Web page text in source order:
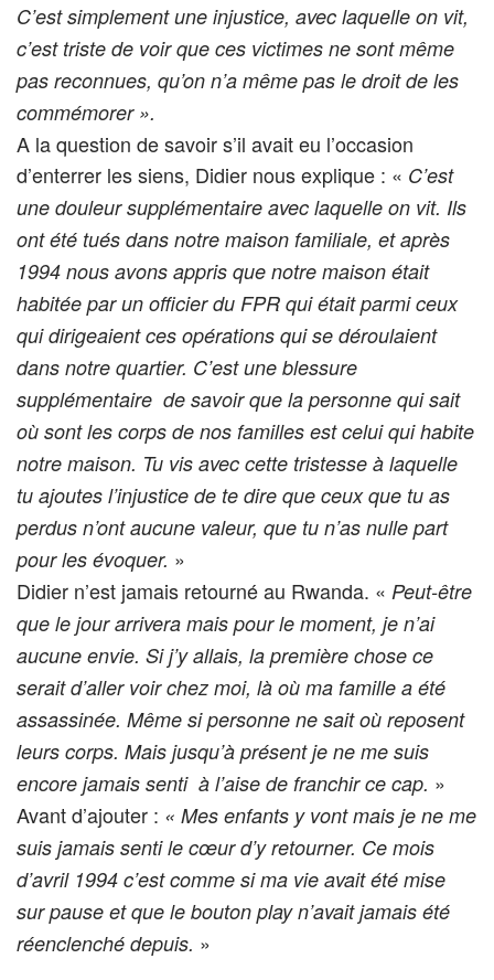
C’est simplement une injustice, avec laquelle on vit,
c’est triste de voir que ces victimes ne sont même
pas reconnues, qu’on n’a même pas le droit de les
commémorer ».
A la question de savoir s’il avait eu l’occasion
d’enterrer les siens, Didier nous explique : « C’est
une douleur supplémentaire avec laquelle on vit. Ils
ont été tués dans notre maison familiale, et après
1994 nous avons appris que notre maison était
habitée par un officier du FPR qui était parmi ceux
qui dirigeaient ces opérations qui se déroulaient
dans notre quartier. C’est une blessure
supplémentaire de savoir que la personne qui sait
où sont les corps de nos familles est celui qui habite
notre maison. Tu vis avec cette tristesse à laquelle
tu ajoutes l’injustice de te dire que ceux que tu as
perdus n’ont aucune valeur, que tu n’as nulle part
pour les évoquer. »
Didier n’est jamais retourné au Rwanda. « Peut-être
que le jour arrivera mais pour le moment, je n’ai
aucune envie. Si j’y allais, la première chose ce
serait d’aller voir chez moi, là où ma famille a été
assassinée. Même si personne ne sait où reposent
leurs corps. Mais jusqu’à présent je ne me suis
encore jamais senti à l’aise de franchir ce cap. »
Avant d’ajouter : « Mes enfants y vont mais je ne me
suis jamais senti le cœur d’y retourner. Ce mois
d’avril 1994 c’est comme si ma vie avait été mise
sur pause et que le bouton play n’avait jamais été
réenclenché depuis. »